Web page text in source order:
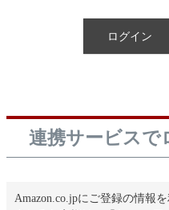
ログイン
連携サービスで
Amazon.co.jpにご登録の情報